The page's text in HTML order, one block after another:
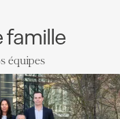
famille
équipes